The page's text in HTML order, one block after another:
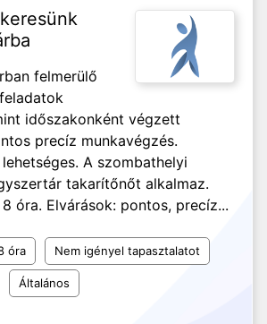
felmerülő
időszakonként végzett
precíz munkavégzés.
A szombathelyi
takarítőnőt alkalmaz.
óra. Elvárások: pontos, precíz...
óra Nem igényel tapasztalatot
Általános